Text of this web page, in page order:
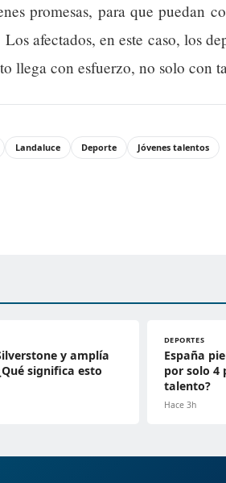
promesas, para que puedan
afectados, en este caso, los
llega con esfuerzo, no solo con
Landaluce Deporte Jóvenes talentos
y amplía
significa esto
DEPORTES
España
por solo 4
talento?
Hace 3h